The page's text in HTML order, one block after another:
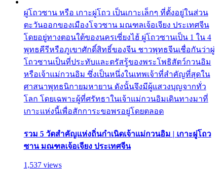
ผู่โถวซาน หรือ เกาะผู่โถว เป็นเกาะเล็กๆ ที่ตั้งอยู่ในส่วน
ตะวันออกของเมืองโจวซาน มณฑลเจ้อเจียง ประเทศจีน
โดยอยู่ทางตอนใต้ของนครเซี่ยงไฮ้ ผู่โถวซานเป็น 1 ใน 4
พุทธคีรีหรือภูเขาศักดิ์สิทธิ์ของจีน ชาวพุทธจีนเชื่อกันว่าผู่
โถวซานเป็นที่ประทับและตรัสรู้ของพระโพธิสัตว์กวนอิม
หรือเจ้าแม่กวนอิม ซึ่งเป็นหนึ่งในเทพเจ้าที่สำคัญที่สุดใน
ศาสนาพุทธนิกายมหายาน ดังนั้นจึงมีผู้แสวงบุญจากทั่ว
โลก โดยเฉพาะผู้ที่ศรัทธาในเจ้าแม่กวนอิมเดินทางมาที่
เกาะแห่งนี้เพื่อสักการะขอพรอยู่โดยตลอด
รวม 5 วัดสำคัญแห่งถิ่นกำเนิดเจ้าแม่กวนอิม | เกาะผู่โถว
ซาน มณฑลเจ้อเจียง ประเทศจีน
1,537 views